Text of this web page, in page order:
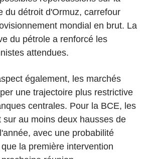
du détroit d'Ormuz, carrefour
mondial en brut. La
du pétrole a renforcé les
attendues.
également, les marchés
une trajectoire plus restrictive
centrales. Pour la BCE, les
sur au moins deux hausses de
avec une probabilité
la première intervention